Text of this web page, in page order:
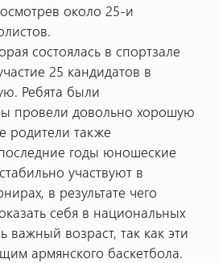
около 25-и
состоялась в спортзале
25 кандидатов в
Ребята были
провели довольно хорошую
родители также
годы юношеские
участвуют в
в результате чего
себя в национальных
важный возраст, так как эти
армянского баскетбола.